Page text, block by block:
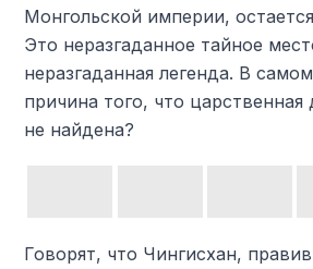
Монгольской империи,
Это неразгаданное тайное
неразгаданная легенда. В
причина того, что
не найдена?
Говорят, что Чингисхан,